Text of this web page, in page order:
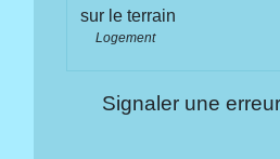
sur le terrain
Logement
Signaler une